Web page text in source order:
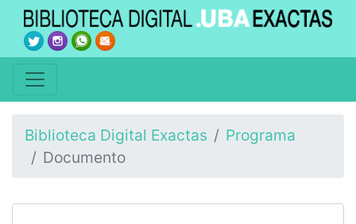
Biblioteca Digital Exactas
Programa
Documento